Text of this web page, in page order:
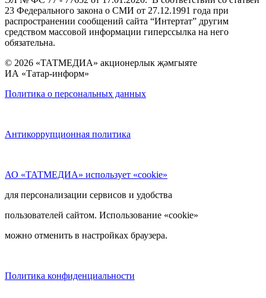
23 Федерального закона о СМИ от 27.12.1991 года при
распространении сообщений сайта “Интертат” другим
средством массовой информации гиперссылка на него
обязательна.
© 2026 «ТАТМЕДИА» акционерлык җәмгыяте
ИА «Татар-информ»
Политика о персональных данных
Антикоррупционная политика
АО «ТАТМЕДИА» использует «cookie»
для персонализации сервисов и удобства
пользователей сайтом. Использование «cookie»
можно отменить в настройках браузера.
Политика конфиденциальности